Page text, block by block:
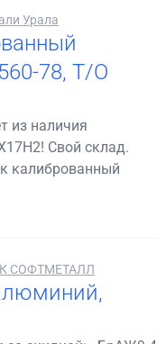
Урала
78, Т/О
из наличия
Свой склад.
калиброванный
СОФТМЕТАЛЛ